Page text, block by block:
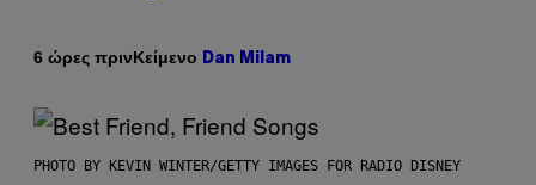
6 ώρες πρινΚείμενο Dan Milam
PHOTO BY KEVIN WINTER/GETTY IMAGES FOR RADIO DISNEY